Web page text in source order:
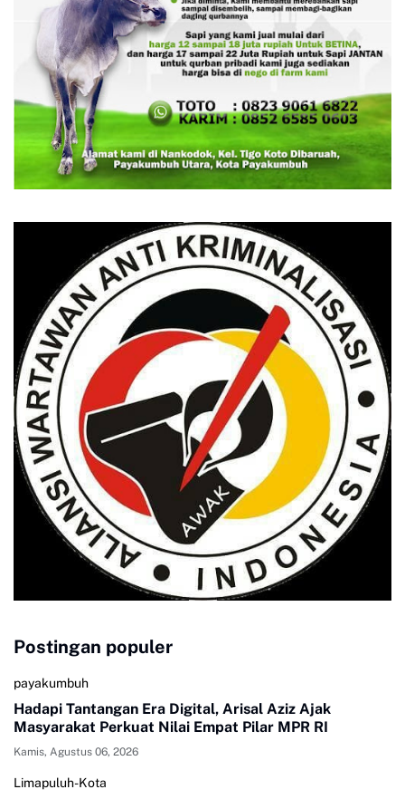
Postingan populer
payakumbuh
Hadapi Tantangan Era Digital, Arisal Aziz Ajak
Masyarakat Perkuat Nilai Empat Pilar MPR RI
Kamis, Agustus 06, 2026
Limapuluh-Kota